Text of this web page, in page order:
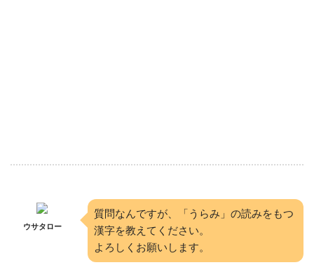
ウサタロー
質問なんですが、「うらみ」の読みをもつ
漢字を教えてください。
よろしくお願いします。